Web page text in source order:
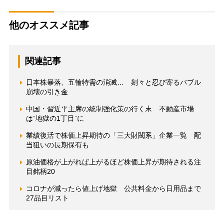
他のオススメ記事
関連記事
日本株暴落、五輪特需の消滅… 刻々と忍び寄るバブル
崩壊の引き金
中国・習近平主席の統制強化策の行く末 不動産市場
は“地獄の1丁目”に
業績復活で株価上昇期待の「三大財閥系」企業一覧 配
当狙いの長期保有も
原油価格が上がれば上がるほど株価上昇が期待される注
目銘柄20
コロナが減ったら値上げ地獄 公共料金から日用品まで
27品目リスト